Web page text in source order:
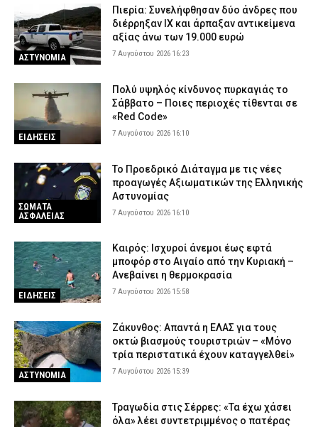
ΑΣΤΥΝΟΜΙΑ
Πιερία: Συνελήφθησαν δύο άνδρες που
διέρρηξαν ΙΧ και άρπαξαν αντικείμενα
αξίας άνω των 19.000 ευρώ
7 Αυγούστου 2026 16:23
ΕΙΔΗΣΕΙΣ
Πολύ υψηλός κίνδυνος πυρκαγιάς το
Σάββατο – Ποιες περιοχές τίθενται σε
«Red Code»
7 Αυγούστου 2026 16:10
ΣΩΜΑΤΑ
ΑΣΦΑΛΕΙΑΣ
Το Προεδρικό Διάταγμα με τις νέες
προαγωγές Αξιωματικών της Ελληνικής
Αστυνομίας
7 Αυγούστου 2026 16:10
ΕΙΔΗΣΕΙΣ
Καιρός: Ισχυροί άνεμοι έως εφτά
μποφόρ στο Αιγαίο από την Κυριακή –
Ανεβαίνει η θερμοκρασία
7 Αυγούστου 2026 15:58
ΑΣΤΥΝΟΜΙΑ
Ζάκυνθος: Απαντά η ΕΛΑΣ για τους
οκτώ βιασμούς τουριστριών – «Μόνο
τρία περιστατικά έχουν καταγγελθεί»
7 Αυγούστου 2026 15:39
Τραγωδία στις Σέρρες: «Τα έχω χάσει
όλα» λέει συντετριμμένος ο πατέρας